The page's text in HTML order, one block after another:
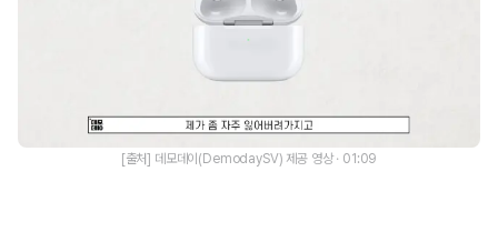
[출처] 데모데이(DemodaySV) 제공 영상 · 01:09